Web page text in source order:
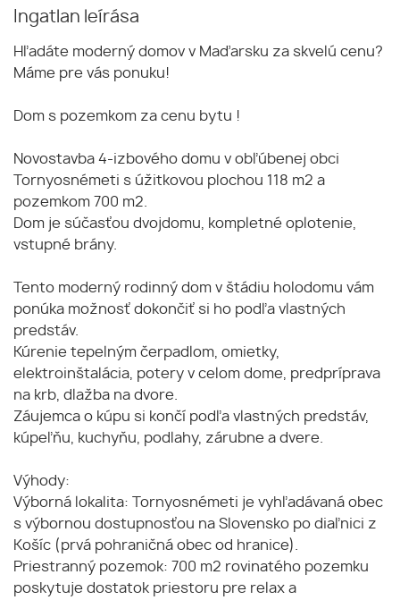
Ingatlan leírása
Hľadáte moderný domov v Maďarsku za skvelú cenu?
Máme pre vás ponuku!
Dom s pozemkom za cenu bytu !
Novostavba 4-izbového domu v obľúbenej obci
Tornyosnémeti s úžitkovou plochou 118 m2 a
pozemkom 700 m2.
Dom je súčasťou dvojdomu, kompletné oplotenie,
vstupné brány.
Tento moderný rodinný dom v štádiu holodomu vám
ponúka možnosť dokončiť si ho podľa vlastných
predstáv.
Kúrenie tepelným čerpadlom, omietky,
elektroinštalácia, potery v celom dome, predpríprava
na krb, dlažba na dvore.
Záujemca o kúpu si končí podľa vlastných predstáv,
kúpeľňu, kuchyňu, podlahy, zárubne a dvere.
Výhody:
Výborná lokalita: Tornyosnémeti je vyhľadávaná obec
s výbornou dostupnosťou na Slovensko po diaľnici z
Košíc (prvá pohraničná obec od hranice).
Priestranný pozemok: 700 m2 rovinatého pozemku
poskytuje dostatok priestoru pre relax a